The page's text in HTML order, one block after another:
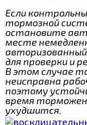
Если
тормозной
остановите
месте
для проверки и
В этом случае
неисправна
поэтому
время
ухудшится.